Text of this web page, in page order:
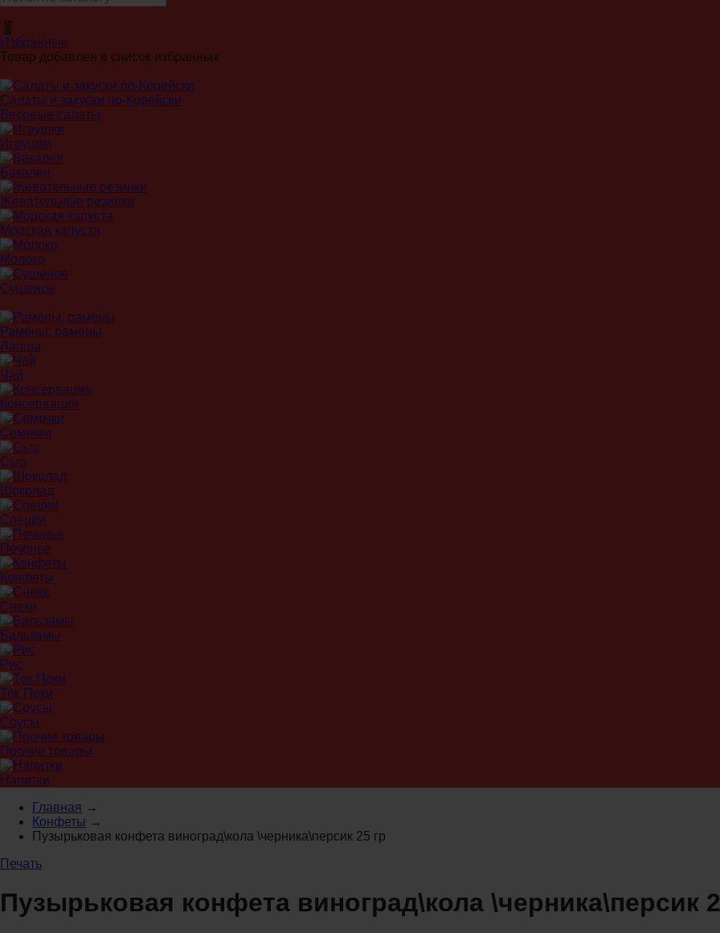
0
Избранные
Товар добавлен в список избранных
Салаты и закуски по-Корейски
Весовые салаты
Игрушки
Бакалея
Жевательные резинки
Морская капуста
Молоко
Сушеное
Рамёны, рамены
Лапша
Чай
Консервация
Семечки
Сыр
Шоколад
Специи
Печенье
Конфеты
Снеки
Бальзамы
Рис
Ток Поки
Соусы
Прочие товары
Напитки
Главная →
Конфеты →
Пузырьковая конфета виноград\кола \черника\персик 25 гр
Печать
Пузырьковая конфета виноград\кола \черника\персик